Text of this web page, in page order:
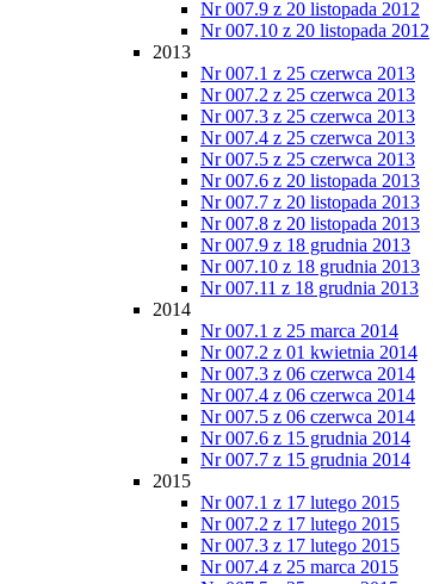
Nr 007.9 z 20 listopada 2012
Nr 007.10 z 20 listopada 2012
2013
Nr 007.1 z 25 czerwca 2013
Nr 007.2 z 25 czerwca 2013
Nr 007.3 z 25 czerwca 2013
Nr 007.4 z 25 czerwca 2013
Nr 007.5 z 25 czerwca 2013
Nr 007.6 z 20 listopada 2013
Nr 007.7 z 20 listopada 2013
Nr 007.8 z 20 listopada 2013
Nr 007.9 z 18 grudnia 2013
Nr 007.10 z 18 grudnia 2013
Nr 007.11 z 18 grudnia 2013
2014
Nr 007.1 z 25 marca 2014
Nr 007.2 z 01 kwietnia 2014
Nr 007.3 z 06 czerwca 2014
Nr 007.4 z 06 czerwca 2014
Nr 007.5 z 06 czerwca 2014
Nr 007.6 z 15 grudnia 2014
Nr 007.7 z 15 grudnia 2014
2015
Nr 007.1 z 17 lutego 2015
Nr 007.2 z 17 lutego 2015
Nr 007.3 z 17 lutego 2015
Nr 007.4 z 25 marca 2015